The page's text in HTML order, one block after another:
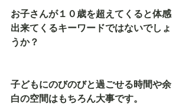
お子さんが１０歳を超えてくると体感
出来てくるキーワードではないでしょ
うか？
子どもにのびのびと過ごせる時間や余
白の空間はもちろん大事です。